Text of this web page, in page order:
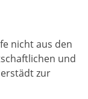
nicht aus den
und
zur